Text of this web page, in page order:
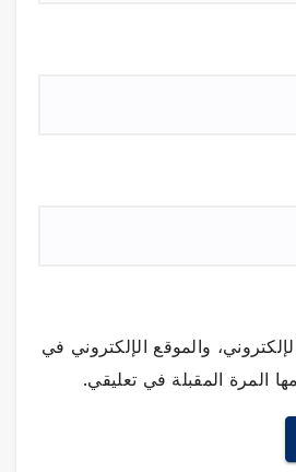
والموقع الإلكتروني في
المرة المقبلة في تعليقي.